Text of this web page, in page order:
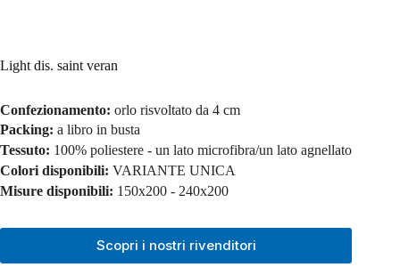
Light dis. saint veran
Confezionamento: orlo risvoltato da 4 cm
Packing: a libro in busta
Tessuto: 100% poliestere - un lato microfibra/un lato agnellato
Colori disponibili: VARIANTE UNICA
Misure disponibili: 150x200 - 240x200
Scopri i nostri rivenditori